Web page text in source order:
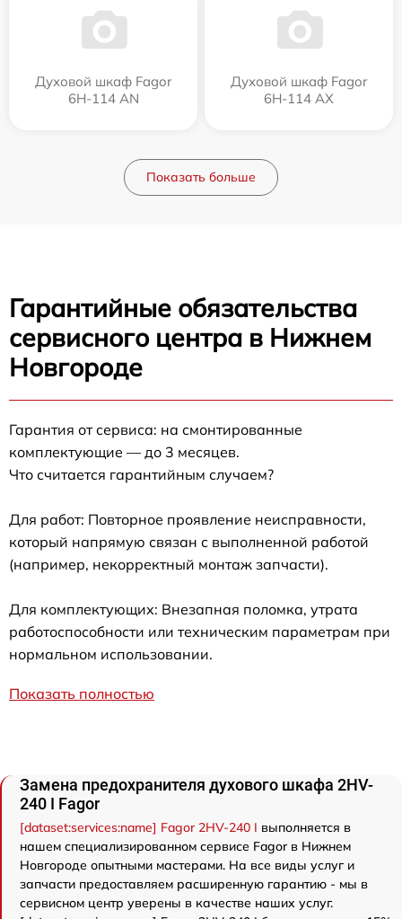
Духовой шкаф Fagor
6H-114 AN
Духовой шкаф Fagor
6H-114 AX
Показать больше
Гарантийные обязательства
сервисного центра в Нижнем
Новгороде
Гарантия от сервиса: на смонтированные
комплектующие — до 3 месяцев.
Что считается гарантийным случаем?
Для работ: Повторное проявление неисправности,
который напрямую связан с выполненной работой
(например, некорректный монтаж запчасти).
Для комплектующих: Внезапная поломка, утрата
работоспособности или техническим параметрам при
нормальном использовании.
Показать полностью
Замена предохранителя духового шкафа 2HV-
240 I Fagor
[dataset:services:name] Fagor 2HV-240 I выполняется в
нашем специализированном сервисе Fagor в Нижнем
Новгороде опытными мастерами. На все виды услуг и
запчасти предоставляем расширенную гарантию - мы в
сервисном центр уверены в качестве наших услуг.